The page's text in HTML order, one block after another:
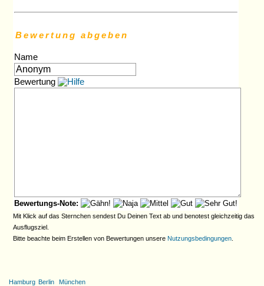
Bewertung abgeben
Name
Bewertung
Bewertungs-Note:
Mit Klick auf das Sternchen sendest Du Deinen Text ab und benotest gleichzeitig das
Ausflugsziel.
Bitte beachte beim Erstellen von Bewertungen unsereNutzungsbedingungen
Hamburg Berlin
München